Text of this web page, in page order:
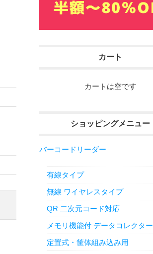
カート
カートは空です
ショッピングメニュー
バーコードリーダー
有線タイプ
無線 ワイヤレスタイプ
QR 二次元コード対応
メモリ機能付 データコレクター
定置式・筐体組み込み用